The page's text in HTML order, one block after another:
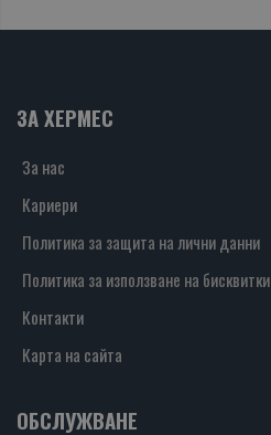
ЗА ХЕРМЕС
За нас
Кариери
Политика за защита на лични данни
Политика за използване на бисквитки
Контакти
Карта на сайта
ОБСЛУЖВАНЕ